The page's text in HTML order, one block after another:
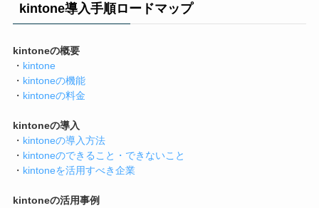
kintone導入手順ロードマップ
kintoneの概要
・ kintone
・ kintoneの機能
・ kintoneの料金
kintoneの導入
・ kintoneの導入方法
・ kintoneのできること・できないこと
・ kintoneを活用すべき企業
kintoneの活用事例